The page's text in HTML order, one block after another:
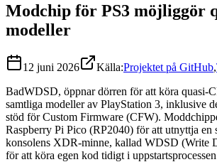
Modchip för PS3 möjliggör
modeller
12 juni 2026 Källa:Projektet på GitHub,
BadWDSD, öppnar dörren för att köra quasi-
samtliga modeller av PlayStation 3, inklusive
stöd för Custom Firmware (CFW).
Raspberry Pi Pico (RP2040) för att utnyttja
konsolens XDR-minne, kallad WDSD (Write
för att köra egen kod tidigt i